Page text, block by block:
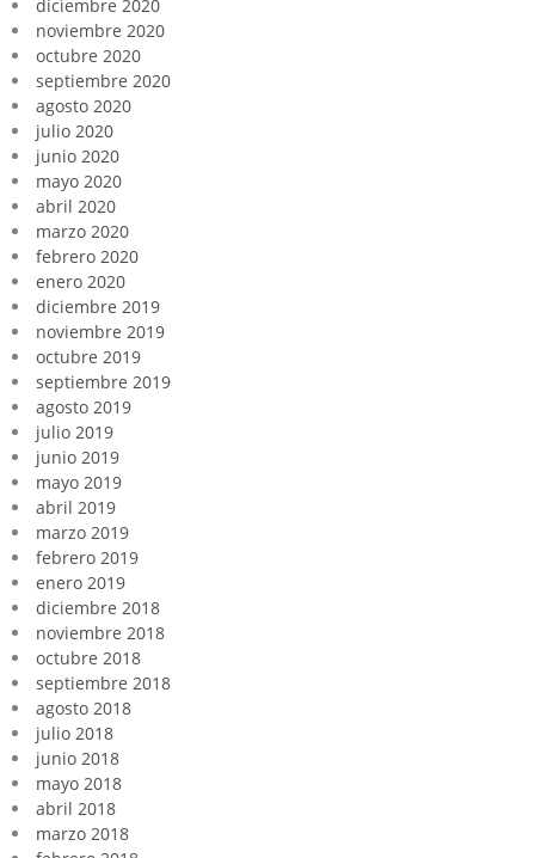
diciembre 2020
noviembre 2020
octubre 2020
septiembre 2020
agosto 2020
julio 2020
junio 2020
mayo 2020
abril 2020
marzo 2020
febrero 2020
enero 2020
diciembre 2019
noviembre 2019
octubre 2019
septiembre 2019
agosto 2019
julio 2019
junio 2019
mayo 2019
abril 2019
marzo 2019
febrero 2019
enero 2019
diciembre 2018
noviembre 2018
octubre 2018
septiembre 2018
agosto 2018
julio 2018
junio 2018
mayo 2018
abril 2018
marzo 2018